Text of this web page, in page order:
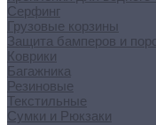
Серфинг
Грузовые корзины
Защита бамперов и
Коврики
Багажника
Резиновые
Текстильные
Сумки и Рюкзаки